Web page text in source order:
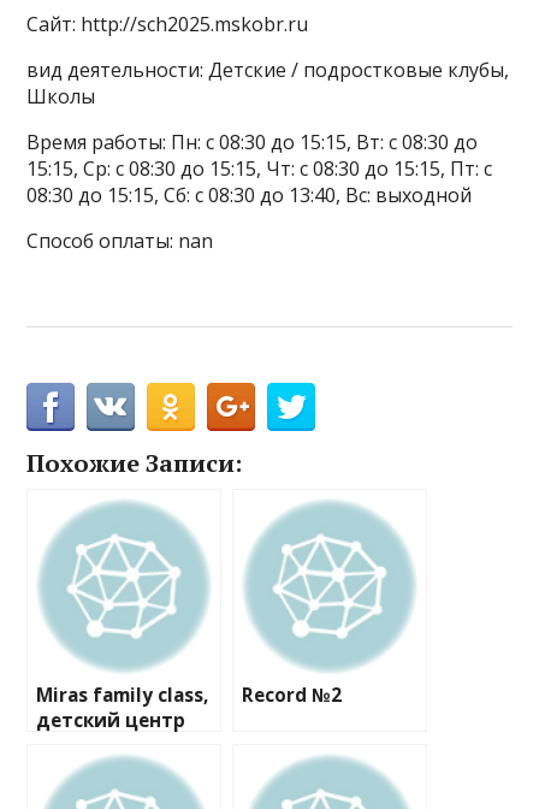
Сайт: http://sch2025.mskobr.ru
вид деятельности: Детские / подростковые клубы,
Школы
Время работы: Пн: с 08:30 до 15:15, Вт: с 08:30 до
15:15, Ср: с 08:30 до 15:15, Чт: с 08:30 до 15:15, Пт: с
08:30 до 15:15, Сб: с 08:30 до 13:40, Вс: выходной
Способ оплаты: nan
Похожие Записи:
Miras family class,
детский центр
Record №2